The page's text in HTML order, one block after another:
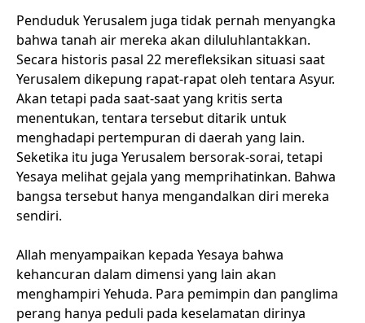
Penduduk Yerusalem juga tidak pernah menyangka
bahwa tanah air mereka akan diluluhlantakkan.
Secara historis pasal 22 merefleksikan situasi saat
Yerusalem dikepung rapat-rapat oleh tentara Asyur.
Akan tetapi pada saat-saat yang kritis serta
menentukan, tentara tersebut ditarik untuk
menghadapi pertempuran di daerah yang lain.
Seketika itu juga Yerusalem bersorak-sorai, tetapi
Yesaya melihat gejala yang memprihatinkan. Bahwa
bangsa tersebut hanya mengandalkan diri mereka
sendiri.
Allah menyampaikan kepada Yesaya bahwa
kehancuran dalam dimensi yang lain akan
menghampiri Yehuda. Para pemimpin dan panglima
perang hanya peduli pada keselamatan dirinya